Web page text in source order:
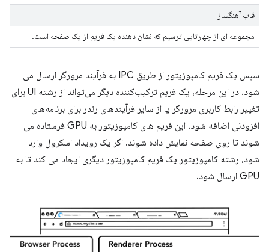
قاب آهنگساز
مجموعه ای از چهارتایی ترسیم که نشان دهنده یک فریم از یک صفحه است.
سپس یک فریم کامپوزیتور از طریق IPC به فرآیند مرورگر ارسال می
شود. در این مرحله، یک فریم ترکیب‌کننده دیگر می‌تواند از رشته UI برای
تغییر رابط کاربری مرورگر یا از سایر فرآیندهای رندر برای برنامه‌های
افزودنی اضافه شود. این فریم های کامپوزیتور به GPU فرستاده می
شوند تا روی صفحه نمایش داده شوند. اگر یک رویداد اسکرول وارد
شود، رشته کامپوزیتور یک فریم کامپوزیتور دیگری ایجاد می کند تا به
GPU ارسال شود.